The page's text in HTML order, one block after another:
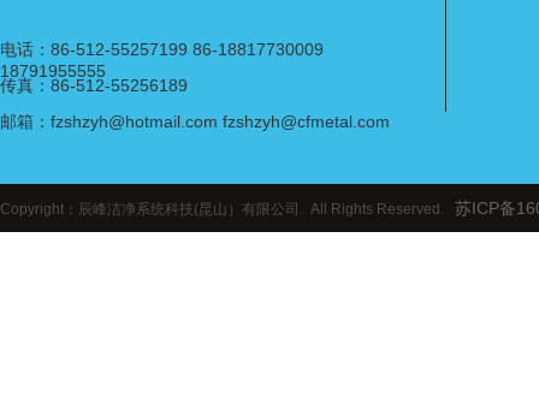
电话：86-512-55257199 86-18817730009
18791955555
传真：86-512-55256189
邮箱：fzshzyh@hotmail.com fzshzyh@cfmetal.com
Copyright：辰峰洁净系统科技(昆山）有限公司. All Rights Reserved. 苏ICP备